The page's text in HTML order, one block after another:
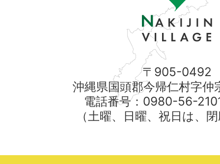
〒905-0492
沖縄県国頭郡今帰仁村字仲
電話番号：0980-56-
（土曜、日曜、祝日は、